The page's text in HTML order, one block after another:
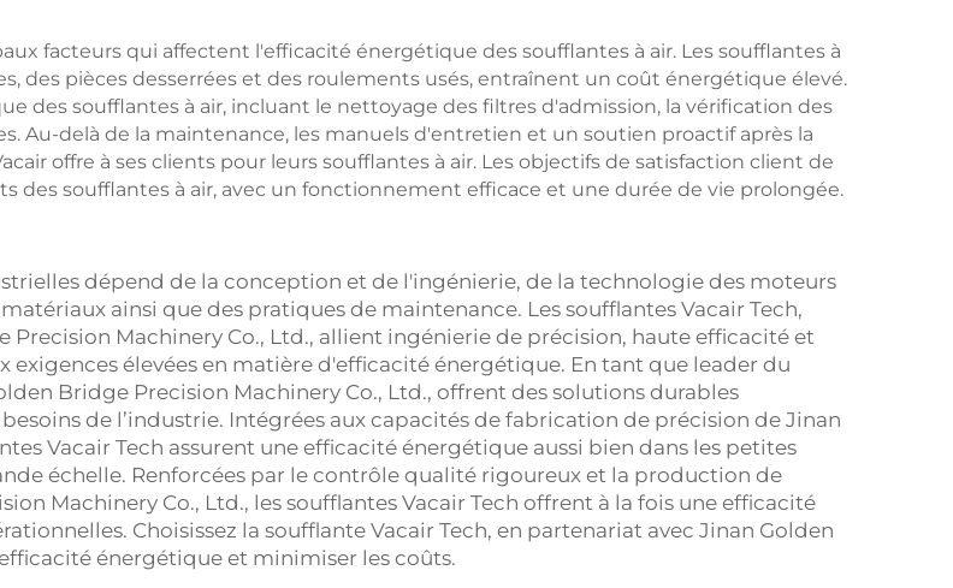
facteurs qui affectent l'efficacité énergétique des soufflantes à air. Les soufflantes à
des pièces desserrées et des roulements usés, entraînent un coût énergétique élevé.
des soufflantes à air, incluant le nettoyage des filtres d'admission, la vérification des
Au-delà de la maintenance, les manuels d'entretien et un soutien proactif après la
offre à ses clients pour leurs soufflantes à air. Les objectifs de satisfaction client de
des soufflantes à air, avec un fonctionnement efficace et une durée de vie prolongée.
dépend de la conception et de l'ingénierie, de la technologie des moteurs
ainsi que des pratiques de maintenance. Les soufflantes Vacair Tech,
Machinery Co., Ltd., allient ingénierie de précision, haute efficacité et
élevées en matière d'efficacité énergétique. En tant que leader du
Bridge Precision Machinery Co., Ltd., offrent des solutions durables
de l’industrie. Intégrées aux capacités de fabrication de précision de Jinan
Vacair Tech assurent une efficacité énergétique aussi bien dans les petites
échelle. Renforcées par le contrôle qualité rigoureux et la production de
Machinery Co., Ltd., les soufflantes Vacair Tech offrent à la fois une efficacité
Choisissez la soufflante Vacair Tech, en partenariat avec Jinan Golden
énergétique et minimiser les coûts.